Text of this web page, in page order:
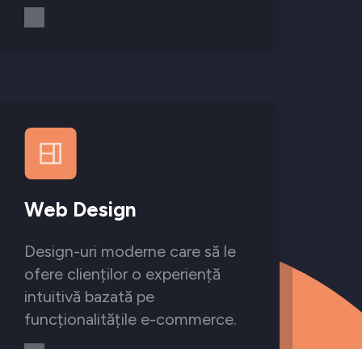
Web Design
Design-uri moderne care să le
ofere clienților o experiență
intuitivă bazată pe
funcționalitățile e-commerce.